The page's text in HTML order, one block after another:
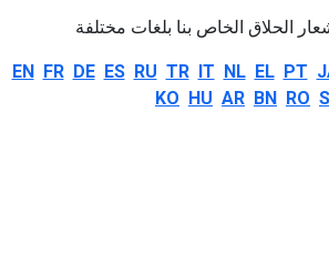
EN FR DE ES RU TR IT NL EL PT
KO HU AR BN RO